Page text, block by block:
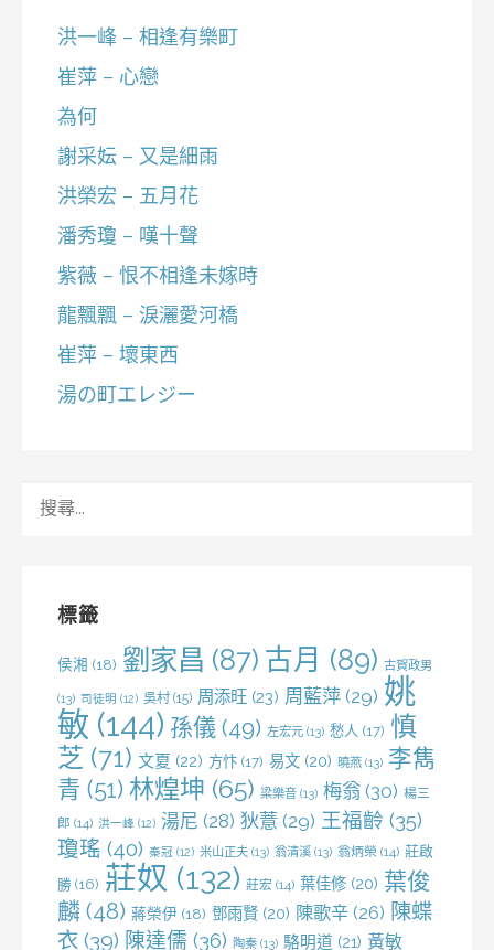
洪一峰 – 相逢有樂町
崔萍 – 心戀
為何
謝采妘 – 又是細雨
洪榮宏 – 五月花
潘秀瓊 – 嘆十聲
紫薇 – 恨不相逢未嫁時
龍飄飄 – 淚灑愛河橋
崔萍 – 壞東西
湯の町エレジー
標籤
侯湘 (18) 劉家昌 (87) 古月 (89) 古賀政男
(13) 司徒明 (12) 吳村 (15) 周添旺 (23) 周藍萍 (29) 姚
敏 (144) 孫儀 (49) 左宏元 (13) 愁人 (17) 慎
芝 (71) 文夏 (22) 方忭 (17) 易文 (20) 曉燕 (13) 李雋
青 (51) 林煌坤 (65) 梁樂音 (13) 梅翁 (30) 楊三
郎 (14) 洪一峰 (12) 湯尼 (28) 狄薏 (29) 王福齡 (35)
瓊瑤 (40) 秦冠 (12) 米山正夫 (13) 翁清溪 (13) 翁炳榮 (14) 莊啟
勝 (16) 莊奴 (132) 莊宏 (14) 葉佳修 (20) 葉俊
麟 (48) 蔣榮伊 (18) 鄧雨賢 (20) 陳歌辛 (26) 陳蝶
衣 (39) 陳達儒 (36) 陶秦 (13) 駱明道 (21) 黃敏